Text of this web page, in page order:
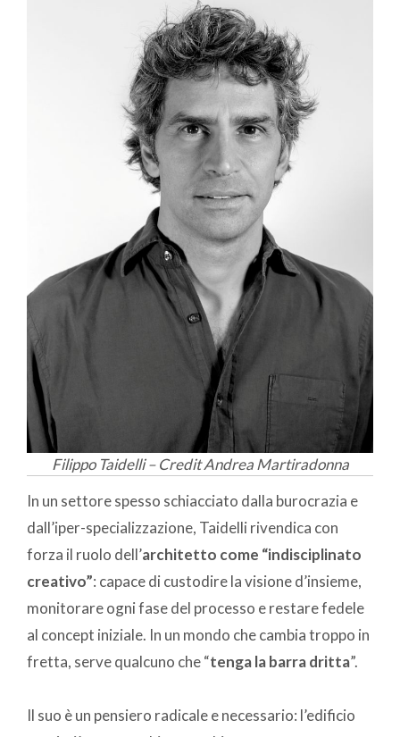
Filippo Taidelli – Credit Andrea Martiradonna
In un settore spesso schiacciato dalla burocrazia e
dall’iper-specializzazione, Taidelli rivendica con
forza il ruolo dell’architetto come “indisciplinato
creativo”: capace di custodire la visione d’insieme,
monitorare ogni fase del processo e restare fedele
al concept iniziale. In un mondo che cambia troppo in
fretta, serve qualcuno che “tenga la barra dritta”.
Il suo è un pensiero radicale e necessario: l’edificio